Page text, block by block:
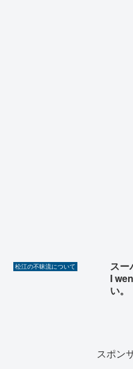
松江の不昧流について
スー
I
い。
スポン